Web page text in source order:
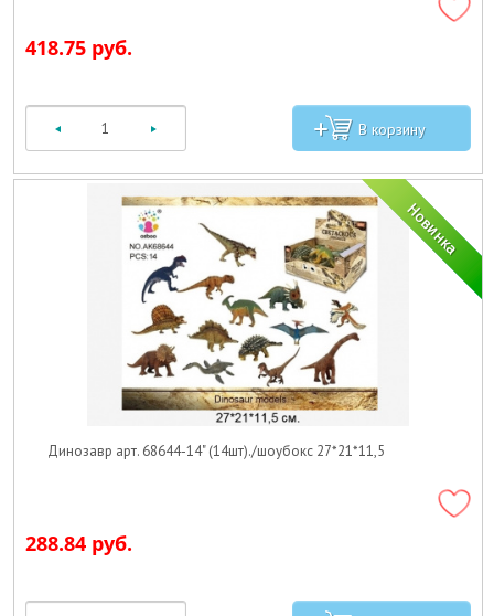
418.75 руб.
Динозавр арт. 68644-14" (14шт)./шоубокс 27*21*11,5
288.84 руб.